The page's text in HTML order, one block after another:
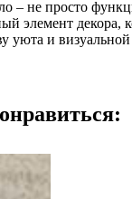
– не просто
элемент декора,
уюта и